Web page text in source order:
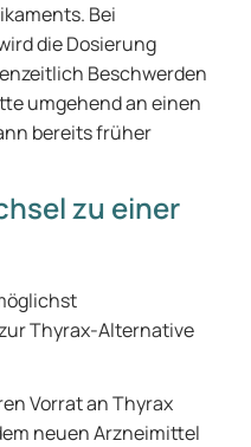
Bei
die Dosierung
Beschwerden
umgehend an einen
bereits früher
zu einer
Thyrax-Alternative
Vorrat an Thyrax
neuen Arzneimittel